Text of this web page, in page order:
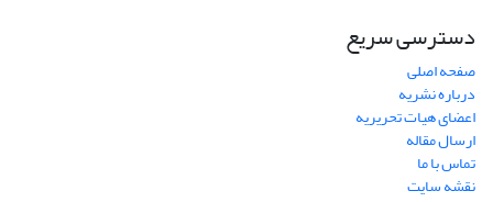
دسترسی سریع
صفحه اصلی
درباره نشریه
اعضای هیات تحریریه
ارسال مقاله
تماس با ما
نقشه سایت